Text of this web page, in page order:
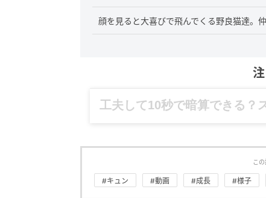
顔を見ると大喜びで飛んでくる野良猫達。
グルメ、ギャグ、子育て、
こ
#キュン #動画 #成長 #様子